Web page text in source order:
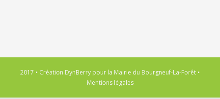
2017 • Création DynBerry pour la Mairie du Bourgneuf-La-Forêt •
Mentions légales